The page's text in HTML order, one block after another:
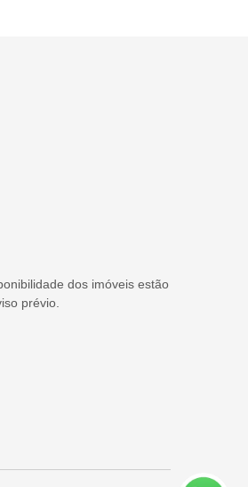
dos imóveis estão
prévio.